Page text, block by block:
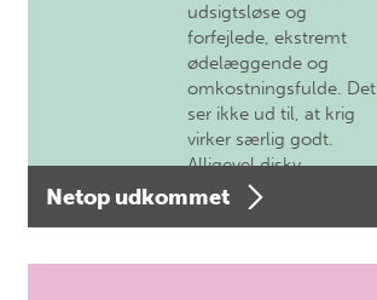
udsigtsløse og
forfejlede, ekstremt
ødelæggende og
omkostningsfulde. Det
ser ikke ud til, at krig
virker særlig godt.
Alligevel diskv…
Netop udkommet